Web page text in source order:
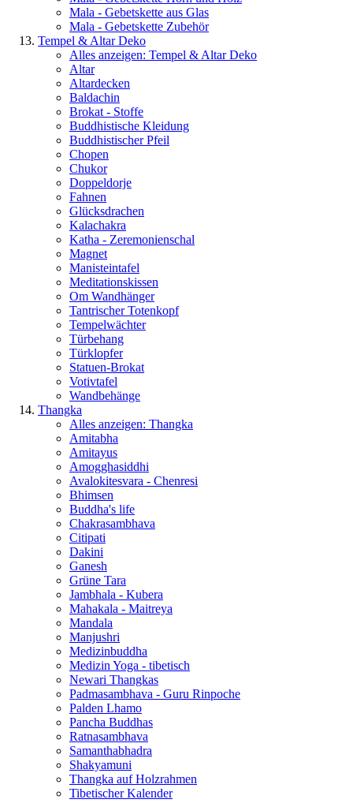
Mala - Gebetskette aus Glas
Mala - Gebetskette Zubehör
Tempel & Altar Deko
Alles anzeigen: Tempel & Altar Deko
Altar
Altardecken
Baldachin
Brokat - Stoffe
Buddhistische Kleidung
Buddhistischer Pfeil
Chopen
Chukor
Doppeldorje
Fahnen
Glücksdrachen
Kalachakra
Katha - Zeremonienschal
Magnet
Manisteintafel
Meditationskissen
Om Wandhänger
Tantrischer Totenkopf
Tempelwächter
Türbehang
Türklopfer
Statuen-Brokat
Votivtafel
Wandbehänge
Thangka
Alles anzeigen: Thangka
Amitabha
Amitayus
Amogghasiddhi
Avalokitesvara - Chenresi
Bhimsen
Buddha's life
Chakrasambhava
Citipati
Dakini
Ganesh
Grüne Tara
Jambhala - Kubera
Mahakala - Maitreya
Mandala
Manjushri
Medizinbuddha
Medizin Yoga - tibetisch
Newari Thangkas
Padmasambhava - Guru Rinpoche
Palden Lhamo
Pancha Buddhas
Ratnasambhava
Samanthabhadra
Shakyamuni
Thangka auf Holzrahmen
Tibetischer Kalender